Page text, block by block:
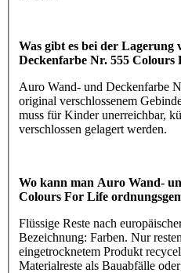
Was gibt es bei der
Deckenfarbe Nr. 555 Colours
Auro Wand- und Deckenfarbe
original verschlossenem
muss für Kinder unerreichbar,
verschlossen gelagert werden.
Wo kann man Auro Wand-
Colours For Life
Flüssige Reste nach
Bezeichnung: Farben. Nur
eingetrocknetem Produkt
Materialreste als Bauabfälle